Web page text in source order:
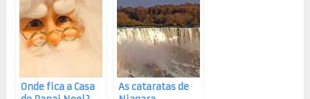
Onde fica a Casa
As cataratas de